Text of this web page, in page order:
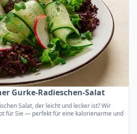
Gurke-Radieschen-Salat
Salat, der leicht und lecker ist? Wir
für Sie — perfekt für eine kalorienarme und